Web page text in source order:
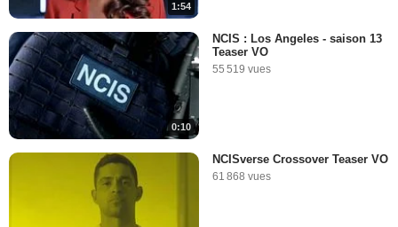
1:54
0:10
NCIS : Los Angeles - saison 13
Teaser VO
55 519 vues
NCISverse Crossover Teaser VO
61 868 vues